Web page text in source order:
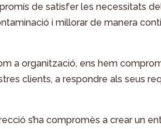
de satisfer les necessitats
i millorar de manera
a organització, ens hem
clients, a respondre als seus
s’ha compromès a crear un